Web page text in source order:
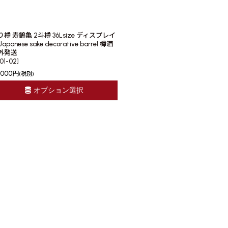
樽 寿鶴亀 2斗樽 36Lsize ディスプレイ
sake decorative barrel 樽酒
発送
02]
円 (税別)
オプション選択